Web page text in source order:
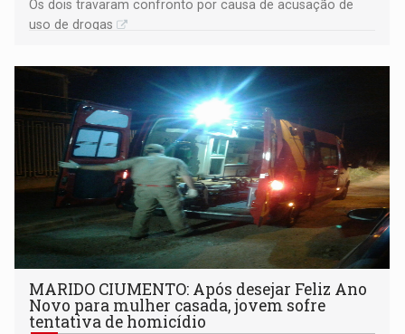
Os dois travaram confronto por causa de acusação de
uso de drogas
MARIDO CIUMENTO: Após desejar Feliz Ano
Novo para mulher casada, jovem sofre
tentativa de homicídio